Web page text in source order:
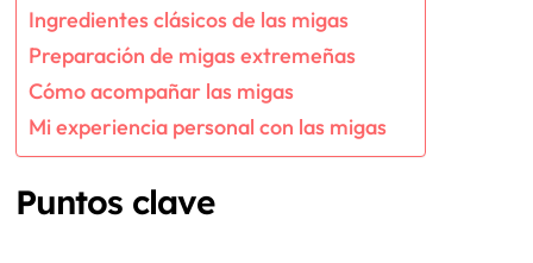
Ingredientes clásicos de las migas
Preparación de migas extremeñas
Cómo acompañar las migas
Mi experiencia personal con las migas
Puntos clave